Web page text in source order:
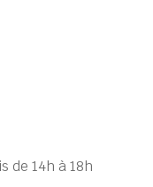
de 14h à 18h